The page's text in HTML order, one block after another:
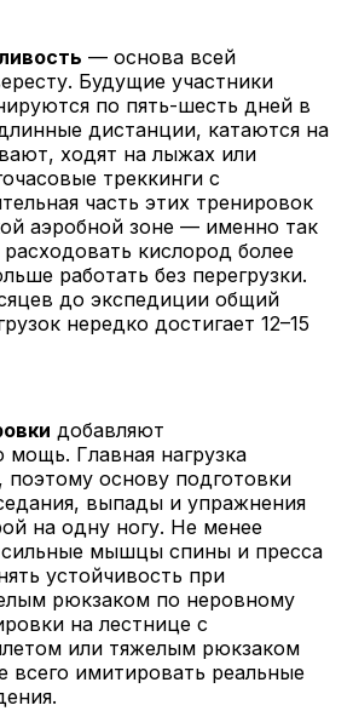
— основа всей
Будущие участники
по пять-шесть дней в
дистанции, катаются на
ходят на лыжах или
треккинги с
часть этих тренировок
аэробной зоне — именно так
кислород более
работать без перегрузки.
до экспедиции общий
нередко достигает 12–15
добавляют
Главная нагрузка
поэтому основу подготовки
выпады и упражнения
на одну ногу. Не менее
мышцы спины и пресса
устойчивость при
рюкзаком по неровному
на лестнице с
или тяжелым рюкзаком
всего имитировать реальные